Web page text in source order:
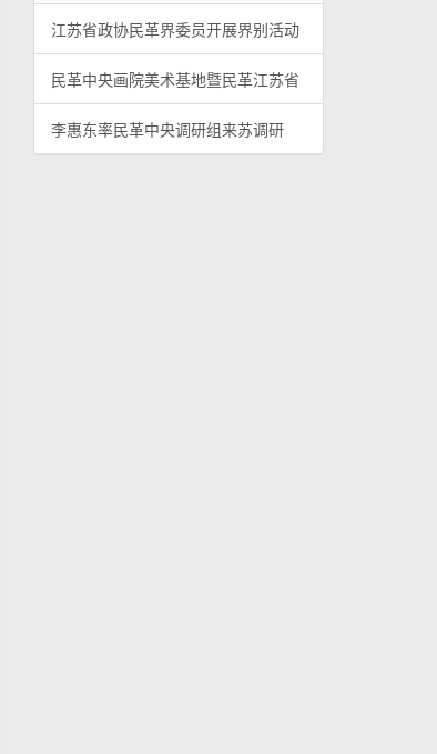
江苏省政协民革界委员开展界别活动
民革中央画院美术基地暨民革江苏省
李惠东率民革中央调研组来苏调研